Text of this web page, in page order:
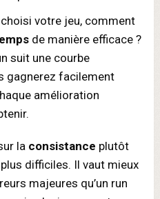
votre jeu, comment
de manière efficace ?
suit une courbe
gagnerez facilement
amélioration
la consistance plutôt
difficiles. Il vaut mieux
majeures qu’un run